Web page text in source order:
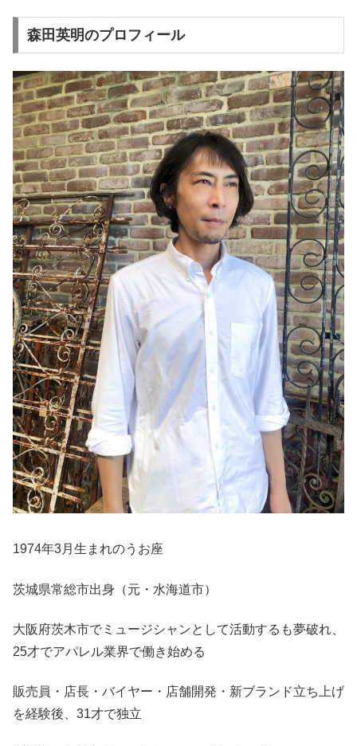
森田英明のプロフィール
1974年3月生まれのうお座
茨城県常総市出身（元・水海道市）
大阪府茨木市でミュージシャンとして活動するも夢破れ、
25才でアパレル業界で働き始める
販売員・店長・バイヤー・店舗開発・新ブランド立ち上げ
を経験後、31才で独立